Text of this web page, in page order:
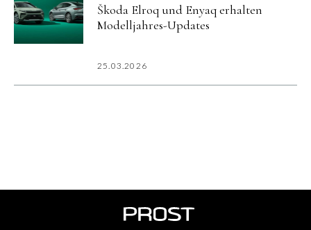
Škoda Elroq und Enyaq erhalten
Modelljahres-Updates
25.03.2026